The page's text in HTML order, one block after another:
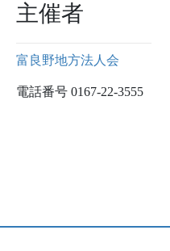
主催者
富良野地方法人会
電話番号 0167-22-3555